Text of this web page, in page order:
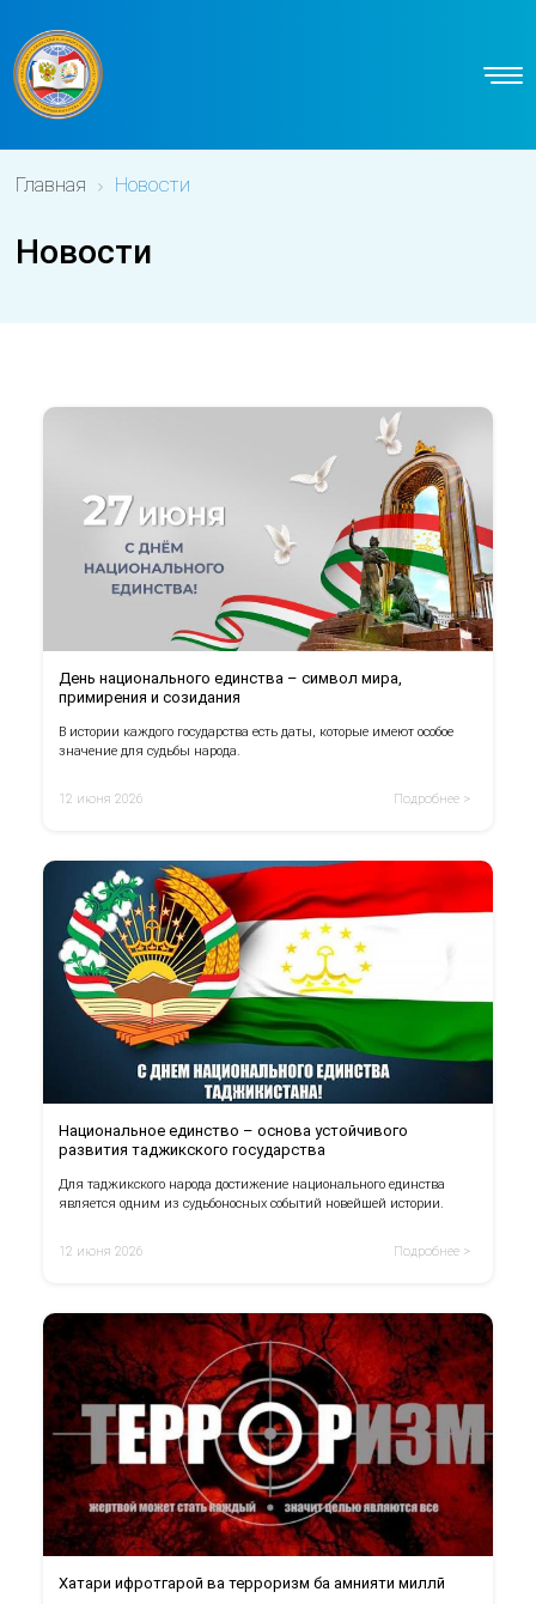
Главная Новости
Новости
День национального единства – символ мира,
примирения и созидания
В истории каждого государства есть даты, которые имеют особое
значение для судьбы народа.
12 июня 2026 Подробнее >
Национальное единство – основа устойчивого
развития таджикского государства
Для таджикского народа достижение национального единства
является одним из судьбоносных событий новейшей истории.
12 июня 2026 Подробнее >
Хатари ифротгароӣ ва терроризм ба амнияти миллӣ